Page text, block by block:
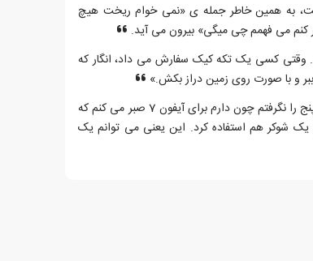
به همین خاطر جمله ی «نمی خوام ریخت هیچ
کنم می فهمم چی میگی» بیرون می آید.
وقتی کسی یک تکه کیک سفارش می داد، انگار که
و با صورت روی زمین دراز بکش.»
آیفون 2 به آیفون 3 رسید، اما من آیفون 4 یا پنج را نگرفتم چون دارم برای آیفون 7 صبر می کنم که
یک شوکر هم استفاده کرد. این یعنی می توانم یک